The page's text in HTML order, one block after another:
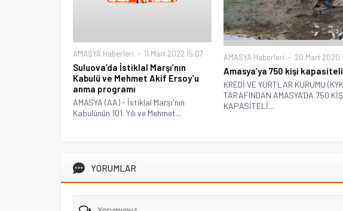
AMASYA Haberleri 11 Mart 2022 15:07
Suluova’da İstiklal Marşı’nın
Kabulü ve Mehmet Akif Ersoy’u
anma programı
AMASYA (AA) - İstiklal Marşı'nın
Kabulünün 101. Yılı ve Mehmet...
AMASYA Haberleri 20 Mart 2020
Amasya’ya 750 kişi
KREDİ VE YURTLAR KURUMU
TARAFINDAN AMASYA’DA 750
KAPASİTELİ...
YORUMLAR